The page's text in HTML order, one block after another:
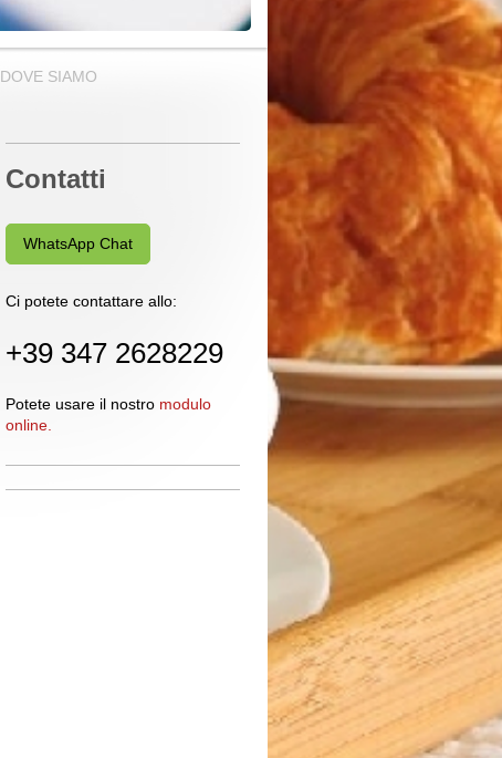
DOVE SIAMO
Contatti
WhatsApp Chat
Ci potete contattare allo:
+39 347 2628229
Potete usare il nostro modulo
online.